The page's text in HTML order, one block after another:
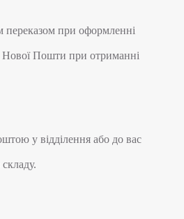
переказом при оформленні
Нової Пошти при отриманні
у відділення або до вас